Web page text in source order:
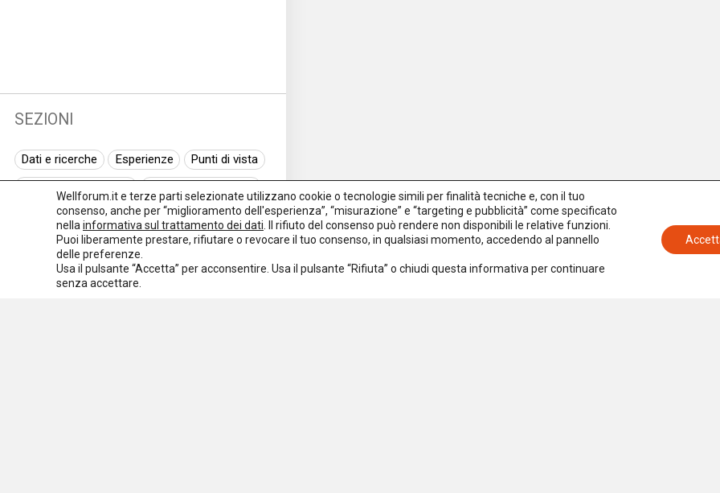
SEZIONI
Dati e ricerche Esperienze
Punti di vista
Normativa europea
Rassegna normativa
I seminari di Welforum
Eventi
Spazio ai promotori
Wellforum.it e terze parti selezionate utilizzano cookie o tecnologie simili per finalità tecniche e, con il tuo
consenso, anche per “miglioramento dell'esperienza”, “misurazione” e “targeting e pubblicità” come specificato
nella informativa sul trattamento dei dati . Il rifiuto del consenso può rendere non disponibili le relative funzioni.
Puoi liberamente prestare, rifiutare o revocare il tuo consenso, in qualsiasi momento, accedendo al pannello
delle preferenze.
Usa il pulsante “Accetta” per acconsentire. Usa il pulsante “Rifiuta” o chiudi questa informativa per continuare
senza accettare.